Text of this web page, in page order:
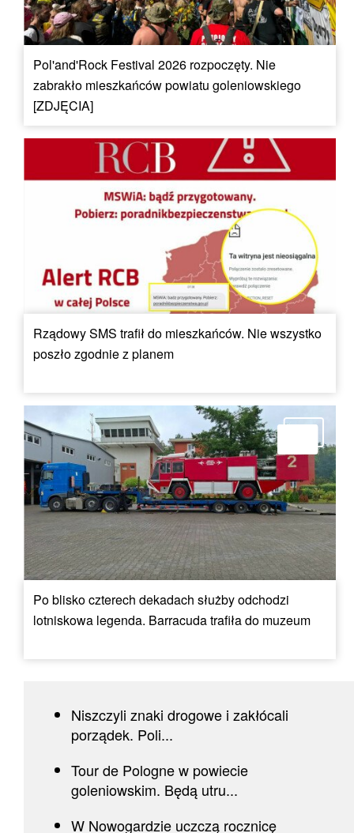
Pol'and'Rock Festival 2026 rozpoczęty. Nie
zabrakło mieszkańców powiatu goleniowskiego
[ZDJĘCIA]
Rządowy SMS trafił do mieszkańców. Nie wszystko
poszło zgodnie z planem
Po blisko czterech dekadach służby odchodzi
lotniskowa legenda. Barracuda trafiła do muzeum
Niszczyli znaki drogowe i zakłócali
porządek. Poli...
Tour de Pologne w powiecie
goleniowskim. Będą utru...
W Nowogardzie uczczą rocznicę